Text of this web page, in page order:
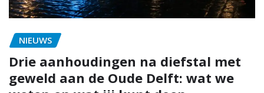
NIEUWS
Drie aanhoudingen na diefstal met
geweld aan de Oude Delft: wat we